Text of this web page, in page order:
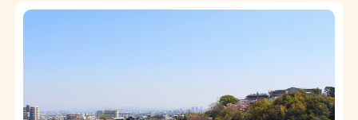
社の特徴をご紹介…